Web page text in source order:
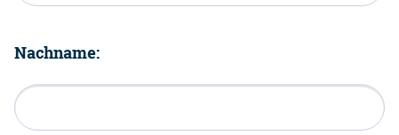
Nachname: